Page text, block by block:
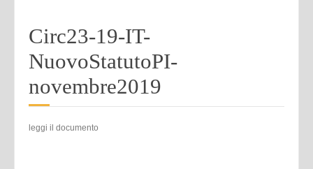
Circ23-19-IT-
NuovoStatutoPI-
novembre2019
leggi il documento